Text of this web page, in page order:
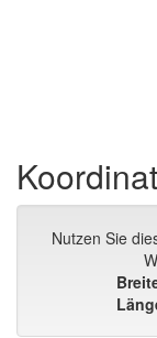
Nutzen Sie